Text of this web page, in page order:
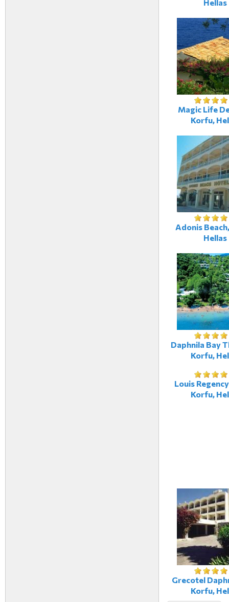
Hellas
Magic Life
Korfu,
Adonis
Hellas
Daphnila Bay
Korfu,
Louis
Korfu,
Grecotel
Korfu,